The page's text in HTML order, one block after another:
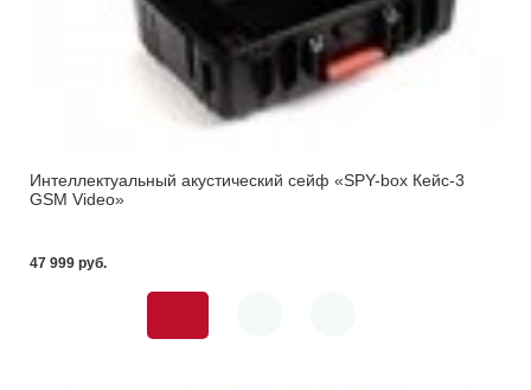
Интеллектуальный акустический сейф «SPY-box Кейс-3
GSM Video»
47 999 pуб.